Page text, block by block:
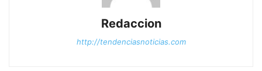
Redaccion
http://tendenciasnoticias.com